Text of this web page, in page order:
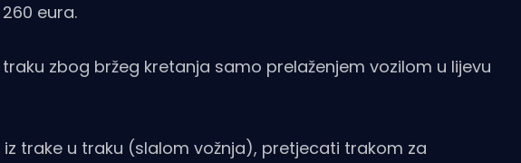
eura.
zbog bržeg kretanja samo prelaženjem vozilom u lijevu
trake u traku (slalom vožnja), pretjecati trakom za